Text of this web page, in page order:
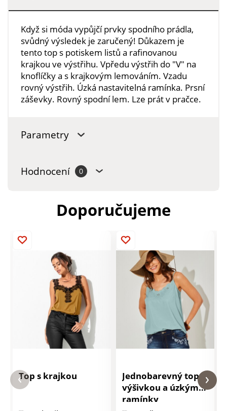
Když si móda vypůjčí prvky spodního prádla,
svůdný výsledek je zaručený! Důkazem je
tento top s potiskem listů a rafinovanou
krajkou ve výstřihu. Vpředu výstřih do "V" na
knoflíčky a s krajkovým lemováním. Vzadu
rovný výstřih. Úzká nastavitelná ramínka. Prsní
záševky. Rovný spodní lem. Lze prát v pračce.
Parametry
Hodnocení 0
Doporučujeme
Top s krajkou
Jednobarevný top s
výšivkou a úzkými
ramínky